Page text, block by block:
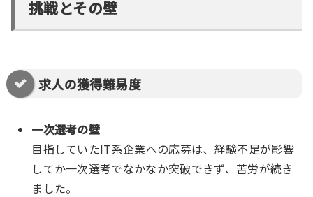
挑戦とその壁
求人の獲得難易度
一次選考の壁
目指していたIT系企業への応募は、経験不足が影響
してか一次選考でなかなか突破できず、苦労が続き
ました。